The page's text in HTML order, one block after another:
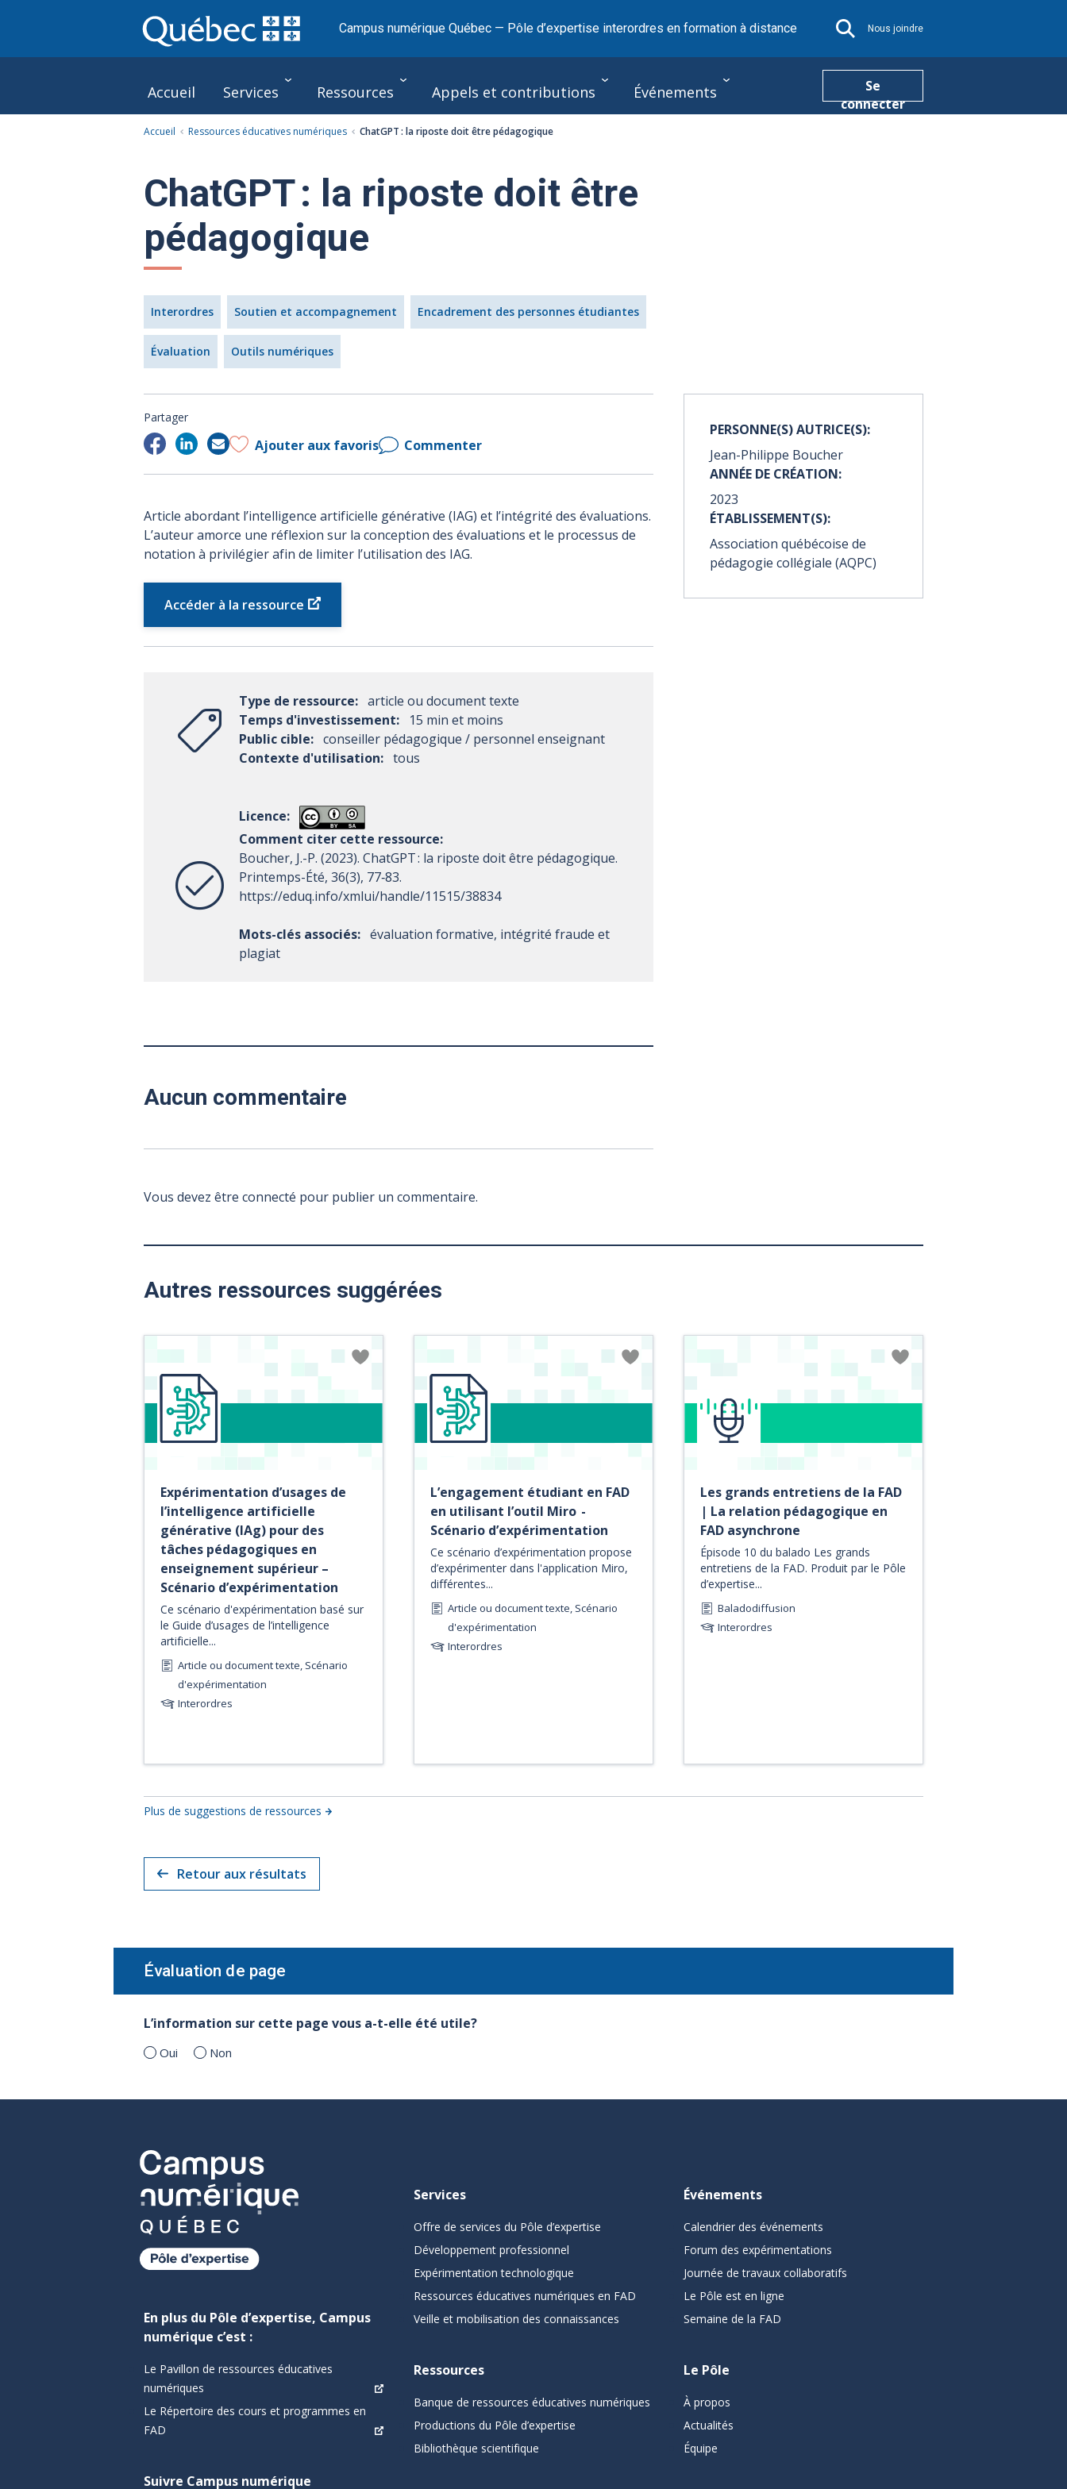
Campus numérique Québec — Pôle d’expertise interordres en formation à distance Nous joindre
Accueil Services Ressources Appels et contributions Événements
Le Pôle
Se
connecter
Accueil Ressources éducatives numériques ChatGPT : la riposte doit être pédagogique
ChatGPT : la riposte doit être
pédagogique
Interordres Soutien et accompagnement Encadrement des personnes étudiantes
Évaluation Outils numériques
Partager
Ajouter aux favoris Commenter
Article abordant l’intelligence artificielle générative (IAG) et l’intégrité des évaluations.
L’auteur amorce une réflexion sur la conception des évaluations et le processus de
notation à privilégier afin de limiter l’utilisation des IAG.
Accéder à la ressource
Type de ressource: article ou document texte
Temps d'investissement:
15 min et moins
Public cible: conseiller pédagogique / personnel enseignant
Contexte d'utilisation: tous
Licence:
Comment citer cette ressource:
Boucher, J.-P. (2023). ChatGPT : la riposte doit être pédagogique.
Printemps-Été, 36(3), 77‑83.
https://eduq.info/xmlui/handle/11515/38834
Mots-clés associés: évaluation formative, intégrité fraude et
plagiat
PERSONNE(S) AUTRICE(S):
Jean-Philippe Boucher
ANNÉE DE CRÉATION:
2023
ÉTABLISSEMENT(S):
Association québécoise de
pédagogie collégiale (AQPC)
Aucun commentaire
Vous devez être connecté pour publier un commentaire.
Autres ressources suggérées
Expérimentation d’usages de
l’intelligence artificielle
générative (IAg) pour des
tâches pédagogiques en
enseignement supérieur –
Scénario d’expérimentation
Ce scénario d'expérimentation basé sur
le Guide d’usages de l’intelligence
artificielle...
Article ou document texte, Scénario
d'expérimentation
Interordres
L’engagement étudiant en FAD
en utilisant l’outil Miro -
Scénario d’expérimentation
Ce scénario d’expérimentation propose
d’expérimenter dans l'application Miro,
différentes...
Article ou document texte, Scénario
d'expérimentation
Interordres
Les grands entretiens de la FAD
| La relation pédagogique en
FAD asynchrone
Épisode 10 du balado Les grands
entretiens de la FAD. Produit par le Pôle
d’expertise...
Baladodiffusion
Interordres
Plus de suggestions de ressources
Retour aux résultats
Évaluation de page
L’information sur cette page vous a-t-elle été utile?
Oui Non
En plus du Pôle d’expertise, Campus
numérique c’est :
Le Pavillon de ressources éducatives
numériques
Le Répertoire des cours et programmes en
FAD
Suivre Campus numérique
Services
Offre de services du Pôle d’expertise
Développement professionnel
Expérimentation technologique
Ressources éducatives numériques en FAD
Veille et mobilisation des connaissances
Ressources
Banque de ressources éducatives numériques
Productions du Pôle d’expertise
Bibliothèque scientifique
Événements
Calendrier des événements
Forum des expérimentations
Journée de travaux collaboratifs
Le Pôle est en ligne
Semaine de la FAD
Le Pôle
À propos
Actualités
Équipe